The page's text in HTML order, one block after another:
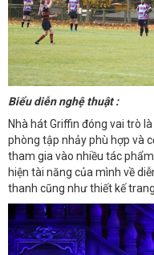
Biểu diễn nghệ thuật :
Nhà hát Griffin đóng vai trò
phòng tập nhảy phù hợp và
tham gia vào nhiều tác
hiện tài năng của mình về
thanh cũng như thiết kế